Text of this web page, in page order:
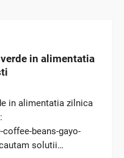
in alimentatia
in alimentatia zilnica
beans-gayo-
solutii…